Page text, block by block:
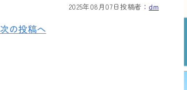
2025年08月07日 投稿者： dm
次の投稿へ